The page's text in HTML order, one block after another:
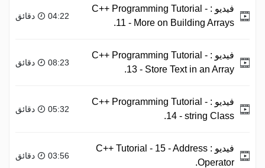
فيديو : C++ Programming Tutorial -
11 - More on Building Arrays.
04:22 دقائق
فيديو : C++ Programming Tutorial -
13 - Store Text in an Array.
08:23 دقائق
فيديو : C++ Programming Tutorial -
14 - string Class.
05:32 دقائق
فيديو : C++ Tutorial - 15 - Address
Operator.
03:56 دقائق